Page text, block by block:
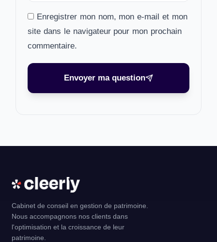
Enregistrer mon nom, mon e-mail et mon
site dans le navigateur pour mon prochain
commentaire.
Envoyer ma question
Cabinet de conseil en gestion de patrimoine.
Nous accompagnons nos clients dans
l'optimisation et la croissance de leur
patrimoine.